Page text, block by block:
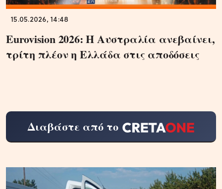
15.05.2026, 14:48
Eurovision 2026: Η Αυστραλία ανεβαίνει,
τρίτη πλέον η Ελλάδα στις αποδόσεις
Διαβάστε από το